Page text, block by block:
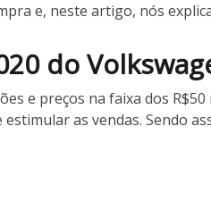
e, neste artigo, nós
do
e preços na faixa dos
as vendas. Sendo